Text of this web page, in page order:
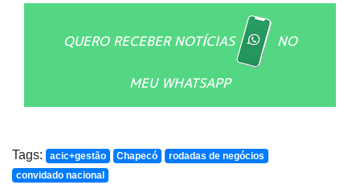
QUERO RECEBER NOTÍCIAS NO
MEU WHATSAPP
Tags: acic+gestão Chapecó
rodadas de negócios
convidado nacional